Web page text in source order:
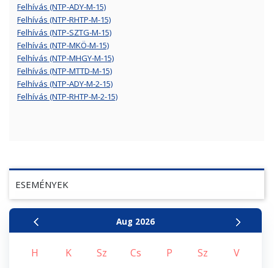
ESEMÉNYEK
Aug 2026
H K Sz Cs P Sz
V
Felhívás (NTP-ADY-M-15)
Felhívás (NTP-RHTP-M-15)
Felhívás (NTP-SZTG-M-15)
Felhívás (NTP-MKÖ-M-15)
Felhívás (NTP-MHGY-M-15)
Felhívás (NTP-MTTD-M-15)
Felhívás (NTP-ADY-M-2-15)
Felhívás (NTP-RHTP-M-2-15)